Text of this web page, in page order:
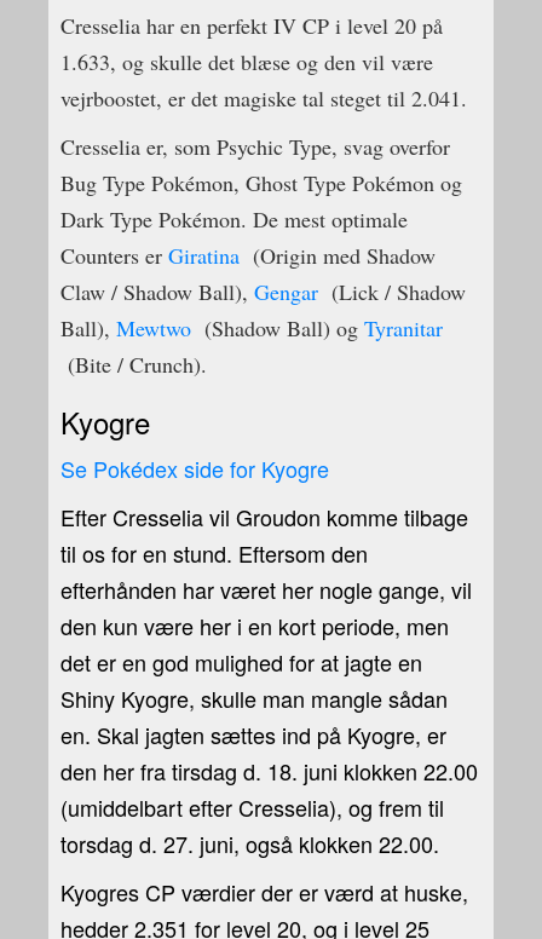
Cresselia har en perfekt IV CP i level 20 på
1.633, og skulle det blæse og den vil være
vejrboostet, er det magiske tal steget til 2.041.
Cresselia er, som Psychic Type, svag overfor
Bug Type Pokémon, Ghost Type Pokémon og
Dark Type Pokémon. De mest optimale
Counters er Giratina (Origin med Shadow
Claw / Shadow Ball), Gengar (Lick / Shadow
Ball), Mewtwo (Shadow Ball) og Tyranitar
(Bite / Crunch).
Kyogre
Se Pokédex side for Kyogre
Efter Cresselia vil Groudon komme tilbage
til os for en stund. Eftersom den
efterhånden har været her nogle gange, vil
den kun være her i en kort periode, men
det er en god mulighed for at jagte en
Shiny Kyogre, skulle man mangle sådan
en. Skal jagten sættes ind på Kyogre, er
den her fra tirsdag d. 18. juni klokken 22.00
(umiddelbart efter Cresselia), og frem til
torsdag d. 27. juni, også klokken 22.00.
Kyogres CP værdier der er værd at huske,
hedder 2.351 for level 20, og i level 25